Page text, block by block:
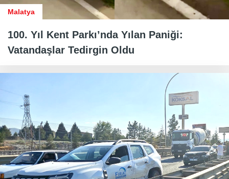
Malatya
100. Yıl Kent Parkı’nda Yılan Paniği:
Vatandaşlar Tedirgin Oldu